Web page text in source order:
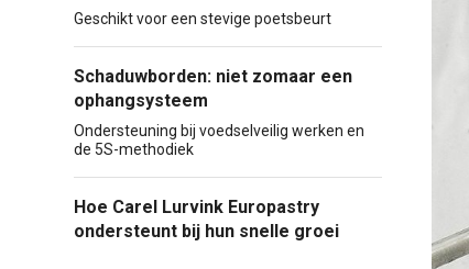
Geschikt voor een stevige poetsbeurt
Schaduwborden: niet zomaar een
ophangsysteem
Ondersteuning bij voedselveilig werken en
de 5S-methodiek
Hoe Carel Lurvink Europastry
ondersteunt bij hun snelle groei